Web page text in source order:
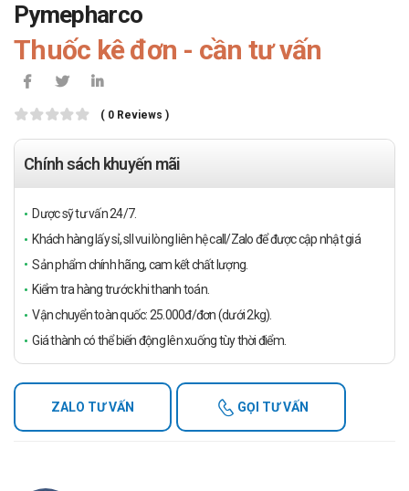
Pymepharco
Thuốc kê đơn - cần tư vấn
( 0 Reviews )
Chính sách khuyến mãi
Dược sỹ tư vấn 24/7.
Khách hàng lấy sỉ, sll vui lòng liên hệ call/Zalo để được cập nhật giá
Sản phẩm chính hãng, cam kết chất lượng.
Kiểm tra hàng trước khi thanh toán.
Vận chuyển toàn quốc: 25.000đ/đơn (dưới 2kg).
Giá thành có thể biến động lên xuống tùy thời điểm.
ZALO TƯ VẤN GỌI TƯ VẤN